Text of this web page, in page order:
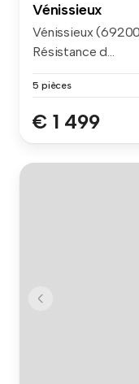
Vénissieux
Vénissieux
Résistance d...
5 pièces
€ 1 499